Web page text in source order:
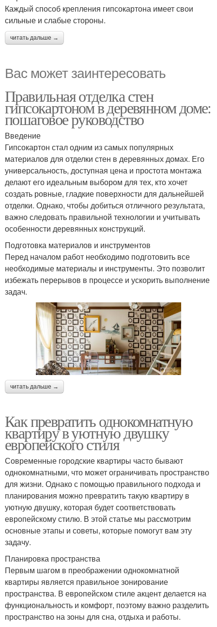
Каждый способ крепления гипсокартона имеет свои
сильные и слабые стороны.
читать дальше →
Вас может заинтересовать
Правильная отделка стен
гипсокартоном в деревянном доме:
пошаговое руководство
Введение
Гипсокартон стал одним из самых популярных
материалов для отделки стен в деревянных домах. Его
универсальность, доступная цена и простота монтажа
делают его идеальным выбором для тех, кто хочет
создать ровные, гладкие поверхности для дальнейшей
отделки. Однако, чтобы добиться отличного результата,
важно следовать правильной технологии и учитывать
особенности деревянных конструкций.
Подготовка материалов и инструментов
Перед началом работ необходимо подготовить все
необходимые материалы и инструменты. Это позволит
избежать перерывов в процессе и ускорить выполнение
задач.
читать дальше →
Как превратить однокомнатную
квартиру в уютную двушку
европейского стиля
Современные городские квартиры часто бывают
однокомнатными, что может ограничивать пространство
для жизни. Однако с помощью правильного подхода и
планирования можно превратить такую квартиру в
уютную двушку, которая будет соответствовать
европейскому стилю. В этой статье мы рассмотрим
основные этапы и советы, которые помогут вам эту
задачу.
Планировка пространства
Первым шагом в преображении однокомнатной
квартиры является правильное зонирование
пространства. В европейском стиле акцент делается на
функциональность и комфорт, поэтому важно разделить
пространство на зоны для сна, отдыха и работы.